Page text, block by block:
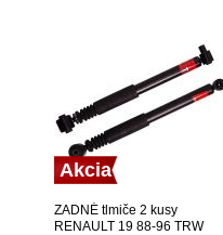
Akcia
ZADNÉ tlmiče 2 kusy
RENAULT 19 88-96 TRW